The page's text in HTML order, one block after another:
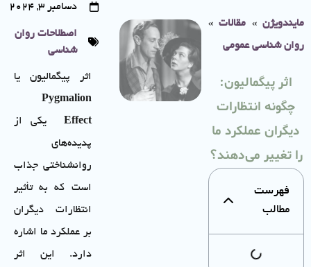
مایندویژن» مقالات»
روان شناسی عمومی
اثر پیگمالیون:
چگونه انتظارات
دیگران عملکرد ما
را تغییر می‌دهند؟
فهرست
مطالب
دسامبر 3, 2024
اصطلاحات روان
شناسی
اثر پیگمالیون یا
Pygmalion
Effect یکی از
پدیده‌های
روانشناختی جذاب
است که به تأثیر
انتظارات دیگران
بر عملکرد ما اشاره
دارد. این اثر